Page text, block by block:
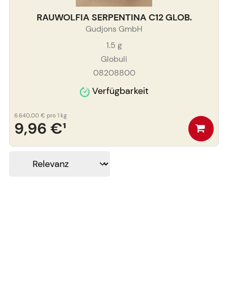
RAUWOLFIA SERPENTINA C12 GLOB.
Gudjons GmbH
1.5 g
Globuli
08208800
Verfügbarkeit
9,96 €¹
6.640,00 € pro 1 kg